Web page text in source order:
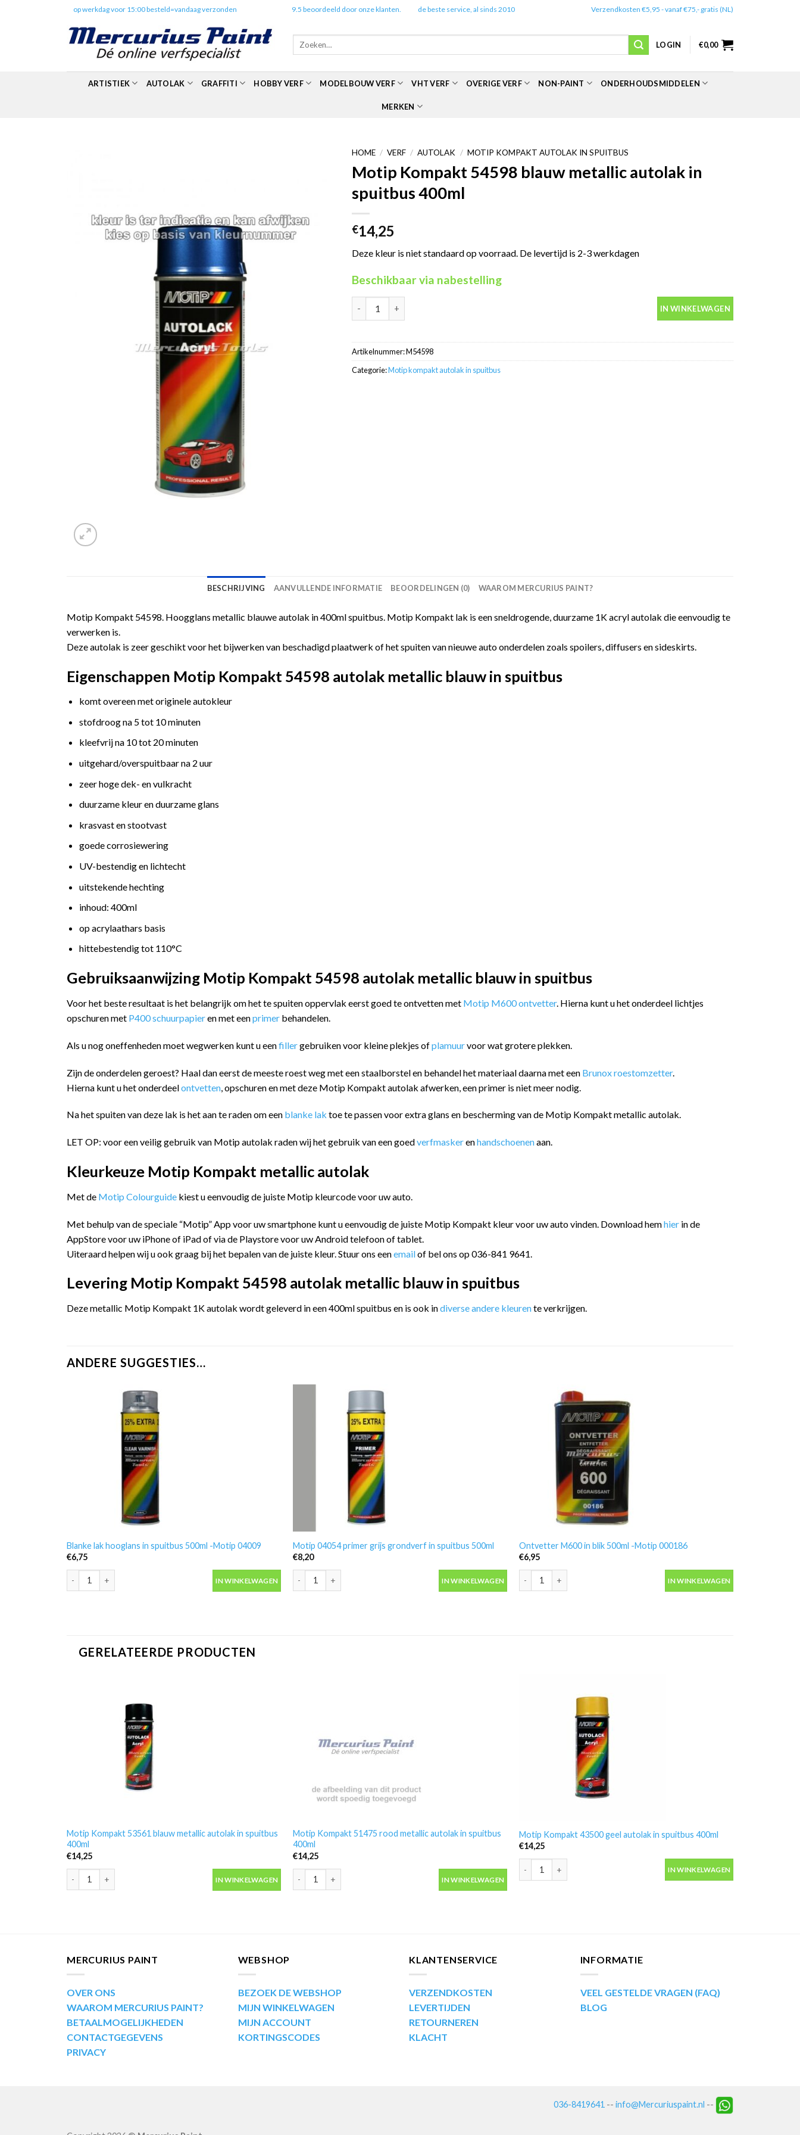
op werkdag voor 15:00 besteld=vandaag verzonden 9.5 beoordeeld door onze klanten. de beste service, al sinds 2010 Verzendkosten €5,95 - vanaf €75,- gratis (NL)
Zoeken
LOGIN €0,00
ARTISTIEK AUTOLAK GRAFFITI HOBBY VERF MODELBOUW VERF VHT VERF OVERIGE VERF NON-PAINT ONDERHOUDSMIDDELEN
MERKEN
HOME / VERF / AUTOLAK / MOTIP KOMPAKT AUTOLAK IN SPUITBUS
Motip Kompakt 54598 blauw metallic autolak in
spuitbus 400ml
€14,25
Deze kleur is niet standaard op voorraad. De levertijd is 2-3 werkdagen
Beschikbaar via nabestelling
IN WINKELWAGEN
Artikelnummer:M54598
Categorie:Motip kompakt autolak in spuitbus
BESCHRIJVING AANVULLENDE INFORMATIE BEOORDELINGEN (0) WAAROM MERCURIUS PAINT?
Motip Kompakt 54598. Hoogglans metallic blauwe autolak in 400ml spuitbus. Motip Kompakt lak is een sneldrogende, duurzame 1K acryl autolak die eenvoudig te
verwerken is.
Deze autolak is zeer geschikt voor het bijwerken van beschadigd plaatwerk of het spuiten van nieuwe auto onderdelen zoals spoilers, diffusers en sideskirts.
Eigenschappen Motip Kompakt 54598 autolak metallic blauw in spuitbus
komt overeen met originele autokleur
stofdroog na 5 tot 10 minuten
kleefvrij na 10 tot 20 minuten
uitgehard/overspuitbaar na 2 uur
zeer hoge dek- en vulkracht
duurzame kleur en duurzame glans
krasvast en stootvast
goede corrosiewering
UV-bestendig en lichtecht
uitstekende hechting
inhoud: 400ml
op acrylaathars basis
hittebestendig tot 110°C
Gebruiksaanwijzing Motip Kompakt 54598 autolak metallic blauw in spuitbus
Voor het beste resultaat is het belangrijk om het te spuiten oppervlak eerst goed te ontvetten met Motip M600 ontvetter. Hierna kunt u het onderdeel lichtjes
opschuren met P400 schuurpapieren met eenprimer behandelen.
Als u nog oneffenheden moet wegwerken kunt u eenfillergebruiken voor kleine plekjes ofplamuurvoor wat grotere plekken.
Zijn de onderdelen geroest? Haal dan eerst de meeste roest weg met een staalborstel en behandel het materiaal daarna met een Brunox roestomzetter.
Hierna kunt u het onderdeelontvetten , opschuren en met deze Motip Kompakt autolak afwerken, een primer is niet meer nodig.
Na het spuiten van deze lak is het aan te raden om een blanke lak toe te passen voor extra glans en bescherming van de Motip Kompakt metallic autolak.
LET OP: voor een veilig gebruik van Motip autolak raden wij het gebruik van een goedverfmaskerenhandschoenenaan.
Kleurkeuze Motip Kompakt metallic autolak
Met de Motip Colourguide kiest u eenvoudig de juiste Motip kleurcode voor uw auto.
Met behulp van de speciale “Motip” App voor uw smartphone kunt u eenvoudig de juiste Motip Kompakt kleur voor uw auto vinden. Download hemhier in de
AppStore voor uw iPhone of iPad of via de Playstore voor uw Android telefoon of tablet.
Uiteraard helpen wij u ook graag bij het bepalen van de juiste kleur. Stuur ons eenemailof bel ons op 036-841 9641.
Levering Motip Kompakt 54598 autolak metallic blauw in spuitbus
Deze metallic Motip Kompakt 1K autolak wordt geleverd in een 400ml spuitbus en is ook indiverse andere kleurente verkrijgen.
ANDERE SUGGESTIES…
Blanke lak hooglans in spuitbus 500ml -Motip 04009
€6,75
Blanke lak hooglans in spuitbus 500ml -Motip 04009 aantal
IN WINKELWAGEN
Motip 04054 primer grijs grondverf in spuitbus 500ml
€8,20
Motip 04054 primer grijs grondverf in spuitbus 500ml aantal
IN WINKELWAGEN
Ontvetter M600 in blik 500ml -Motip 000186
€6,95
Ontvetter M600 in blik 500ml -Motip 000186 aantal
IN WINKELWAGEN
GERELATEERDE PRODUCTEN
Motip Kompakt 53561 blauw metallic autolak in spuitbus
400ml
€14,25
Motip Kompakt 53561 blauw metallic autolak in spuitbus 400ml aantal
IN WINKELWAGEN
Motip Kompakt 51475 rood metallic autolak in spuitbus
400ml
€14,25
Motip Kompakt 51475 rood metallic autolak in spuitbus 400ml aantal
IN WINKELWAGEN
Motip Kompakt 43500 geel autolak in spuitbus 400ml
€14,25
Motip Kompakt 43500 geel autolak in spuitbus 400ml aantal
IN WINKELWAGEN
MERCURIUS PAINT
OVER ONS
WAAROM MERCURIUS PAINT?
BETAALMOGELIJKHEDEN
CONTACTGEGEVENS
PRIVACY
WEBSHOP
BEZOEK DE WEBSHOP
MIJN WINKELWAGEN
MIJN ACCOUNT
KORTINGSCODES
KLANTENSERVICE
VERZENDKOSTEN
LEVERTIJDEN
RETOURNEREN
KLACHT
INFORMATIE
VEEL GESTELDE VRAGEN (FAQ)
BLOG
036-8419641 -- info@Mercuriuspaint.nl --